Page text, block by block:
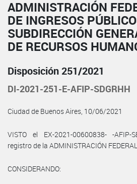
ADMINISTRACIÓN
DE INGRESOS
SUBDIRECCIÓN
DE RECURSOS
Disposición 251/2021
DI-2021-251-E-AFIP-SDGRHH
Ciudad de Buenos Aires, 10/06/2021
VISTO el EX-2021-00600838- -AFIP-
registro de la ADMINISTRACIÓN
CONSIDERANDO: